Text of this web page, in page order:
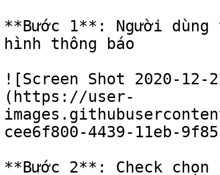
**Bước 1**: Người dùng
hình thông báo
![Screen Shot 2020-
(https://user-
cee6f800-4439-11eb-
**Bước 2**: Check chọn